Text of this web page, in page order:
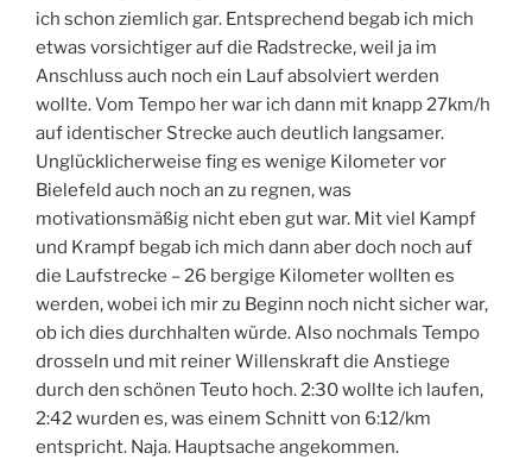
ich schon ziemlich gar. Entsprechend begab ich mich
etwas vorsichtiger auf die Radstrecke, weil ja im
Anschluss auch noch ein Lauf absolviert werden
wollte. Vom Tempo her war ich dann mit knapp 27km/h
auf identischer Strecke auch deutlich langsamer.
Unglücklicherweise fing es wenige Kilometer vor
Bielefeld auch noch an zu regnen, was
motivationsmäßig nicht eben gut war. Mit viel Kampf
und Krampf begab ich mich dann aber doch noch auf
die Laufstrecke – 26 bergige Kilometer wollten es
werden, wobei ich mir zu Beginn noch nicht sicher war,
ob ich dies durchhalten würde. Also nochmals Tempo
drosseln und mit reiner Willenskraft die Anstiege
durch den schönen Teuto hoch. 2:30 wollte ich laufen,
2:42 wurden es, was einem Schnitt von 6:12/km
entspricht. Naja. Hauptsache angekommen.